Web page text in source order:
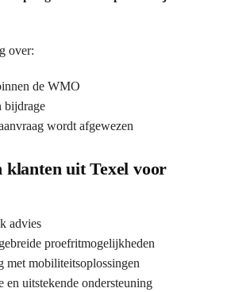
over:
de WMO
bijdrage
wordt afgewezen
klanten uit Texel voor
advies
proefritmogelijkheden
mobiliteitsoplossingen
uitstekende ondersteuning